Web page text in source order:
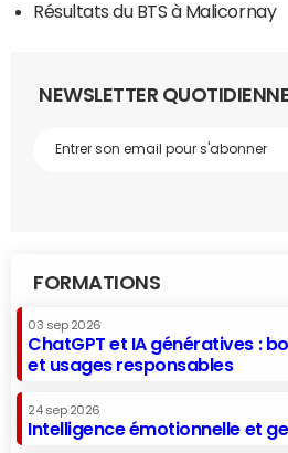
Résultats du BTS à Malicornay
NEWSLETTER
FORMATIONS
03 sep 2026
ChatGPT et IA génératives :
et usages responsables
24 sep 2026
Intelligence émotionnelle et